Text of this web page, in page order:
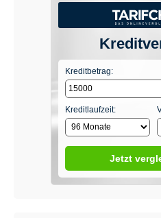
Kreditbetrag:
Kreditlaufzeit:
Jetzt